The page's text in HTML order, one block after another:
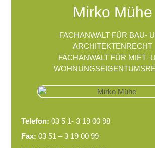
Mirko Mühe
FACHANWALT FÜR BAU-
ARCHITEKTENRECHT
FACHANWALT FÜR MIET-
Telefon: 03 5 1- 3 19 00 98
Fax: 03 51 – 3 19 00 99